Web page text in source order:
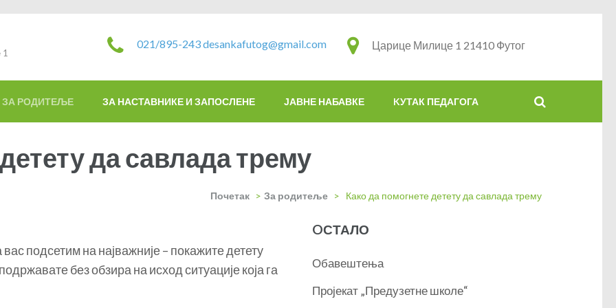
Царице Милице 1 21410 Футог
021/895-243desankafutog@gmail.com
ЗА РОДИТЕЉЕ ЗА НАСТАВНИКЕ И ЗАПОСЛЕНЕ ЈАВНЕ НАБАВКЕ KУТАК ПЕДАГОГА
да савлада трему
Почетак > За родитеље > Како да помогнете детету да савлада трему
подсетим на најважније – покажите детету
без обзира на исход ситуације која га
OСТАЛО
Обавештења
Пројекат „Предузетне школе“